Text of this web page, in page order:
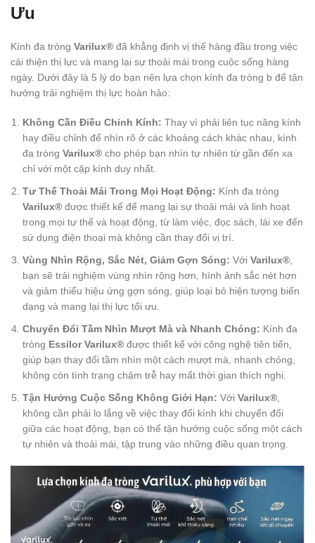
Ưu
Kính đa tròng Varilux® đã khẳng định vị thế hàng đầu trong việc
cải thiện thị lực và mang lại sự thoải mái trong cuộc sống hàng
ngày. Dưới đây là 5 lý do bạn nên lựa chọn kính đa tròng b để tận
hưởng trải nghiệm thị lực hoàn hảo:
Không Cần Điều Chỉnh Kính: Thay vì phải liên tục nâng kính
hay điều chỉnh để nhìn rõ ở các khoảng cách khác nhau, kính
đa tròng Varilux® cho phép bạn nhìn tự nhiên từ gần đến xa
chỉ với một cặp kính duy nhất.
Tư Thế Thoải Mái Trong Mọi Hoạt Động: Kính đa tròng
Varilux® được thiết kế để mang lại sự thoải mái và linh hoạt
trong mọi tư thế và hoạt động, từ làm việc, đọc sách, lái xe đến
sử dụng điện thoại mà không cần thay đổi vị trí.
Vùng Nhìn Rộng, Sắc Nét, Giảm Gợn Sóng: Với Varilux®
bạn sẽ trải nghiệm vùng nhìn rộng hơn, hình ảnh sắc nét hơn
và giảm thiểu hiệu ứng gợn sóng, giúp loại bỏ hiện tượng biến
dạng và mang lại thị lực tối ưu.
Chuyển Đổi Tầm Nhìn Mượt Mà và Nhanh Chóng: Kính đa
tròng Essilor Varilux® được thiết kế với công nghệ tiên tiến,
giúp bạn thay đổi tầm nhìn một cách mượt mà, nhanh chóng,
không còn tình trạng chậm trễ hay mất thời gian thích nghi.
Tận Hưởng Cuộc Sống Không Giới Hạn: Với Varilux®
không cần phải lo lắng về việc thay đổi kính khi chuyển đổi
giữa các hoạt động, bạn có thể tận hưởng cuộc sống một cách
tự nhiên và thoải mái, tập trung vào những điều quan trọng.